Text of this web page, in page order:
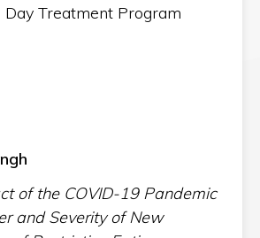
Day Treatment Program
of the COVID-19 Pandemic
and Severity of New